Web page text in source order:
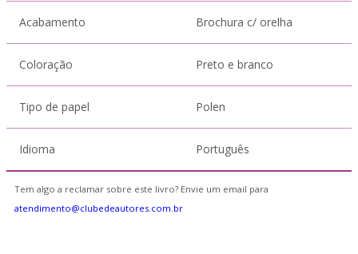
Acabamento Brochura c/ orelha
Coloração Preto e branco
Tipo de papel Polen
Idioma Português
Tem algo a reclamar sobre este livro? Envie um email para
atendimento@clubedeautores.com.br